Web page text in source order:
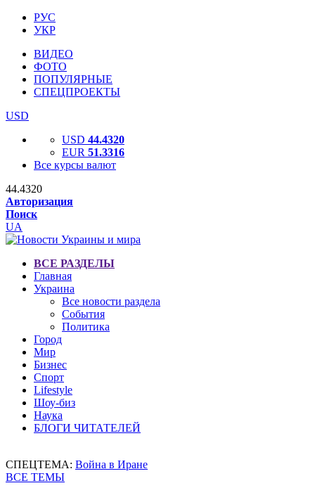
РУС
УКР
ВИДЕО
ФОТО
ПОПУЛЯРНЫЕ
СПЕЦПРОЕКТЫ
USD
USD 44.4320
EUR 51.3316
Все курсы валют
44.4320
Авторизация
Поиск
UA
ВСЕ РАЗДЕЛЫ
Главная
Украина
Все новости раздела
События
Политика
Город
Мир
Бизнес
Спорт
Lifestyle
Шоу-биз
Наука
БЛОГИ ЧИТАТЕЛЕЙ
СПЕЦТЕМА: Война в Иране
ВСЕ ТЕМЫ